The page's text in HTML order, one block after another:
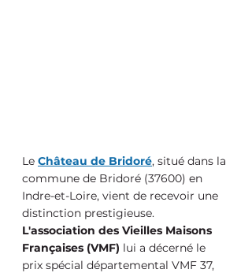
Le Château de Bridoré, situé dans la
commune de Bridoré (37600) en
Indre-et-Loire, vient de recevoir une
distinction prestigieuse.
L'association des Vieilles Maisons
Françaises (VMF) lui a décerné le
prix spécial départemental VMF 37,